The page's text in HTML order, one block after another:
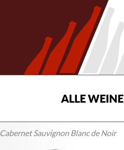
ALLE WEINE
Cabernet Sauvignon Blanc de Noir